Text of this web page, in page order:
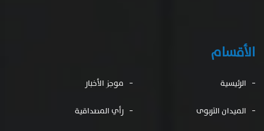
الأقسام
الرئيسية موجز الأخبار
الميدان التربوى رأي المصداقية